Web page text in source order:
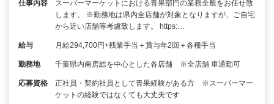
仕事内容
スーパーマーケットにおける青果部門の業務全般をお任せ致
します。 ※勤務地は県内全店舗が対象となりますが、ご自宅
から近い店舗等考慮致します。 https:…
給与 月給294,700円+残業手当＋賞与年2回＋各種手当
勤務地 千葉県内南房総を中心とした各店舗 ※全店舗 車通勤可
応募資格
正社員・契約社員として青果経験がある方 ※スーパーマー
ケットの経験ではなくても大丈夫です